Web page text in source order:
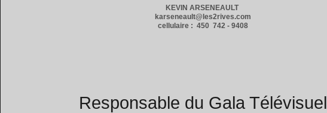
KEVIN ARSENEAULT
karseneault@les2rives.com
cellulaire : 450 742 - 9408
Responsable du Gala Télévisuel